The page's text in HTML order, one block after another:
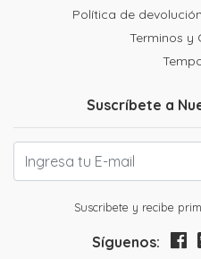
Política de
Terminos y
Suscríbete a
Suscribete y recibe
Síguenos: